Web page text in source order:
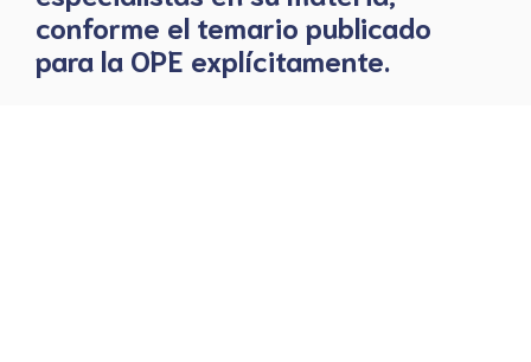
conforme el temario publicado
para la OPE explícitamente.